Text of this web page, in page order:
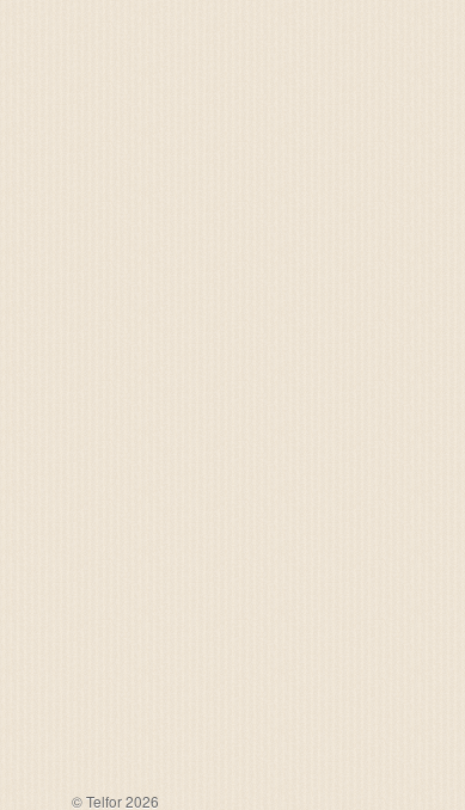
© Telfor 2026